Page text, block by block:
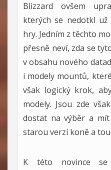
Blizzard ovšem
kterých se nedotkl
hry. Jedním z těchto
přesně neví, zda se
v obsahu nového
i modely mountů,
však logický krok,
modely. Jsou zde
dostat na výběr a
starou verzí koně a
K této novince se